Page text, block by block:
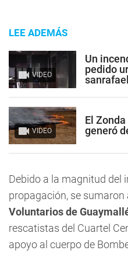
LEE ADEMÁS
VIDEO
Un
pedido
VIDEO
El
generó
Debido a la magnitud del
propagación, se sumaron
Voluntarios de
rescatistas del Cuartel
apoyo al cuerpo de